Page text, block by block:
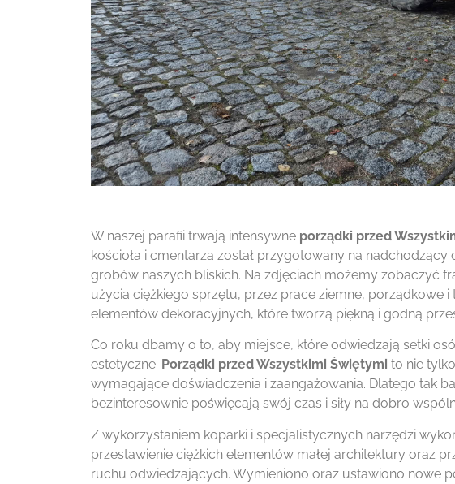
W naszej parafii trwają intensywne porządki przed
kościoła i cmentarza został przygotowany na
grobów naszych bliskich. Na zdjęciach możemy zobaczyć
użycia ciężkiego sprzętu, przez prace ziemne, porządkowe
elementów dekoracyjnych, które tworzą piękną i godną
Co roku dbamy o to, aby miejsce, które odwiedzają setki
estetyczne. Porządki przed Wszystkimi Świętymi to nie
wymagające doświadczenia i zaangażowania. Dlatego tak
bezinteresownie poświęcają swój czas i siły na dobro
Z wykorzystaniem koparki i specjalistycznych narzędzi
przestawienie ciężkich elementów małej architektury oraz
ruchu odwiedzających. Wymieniono oraz ustawiono nowe